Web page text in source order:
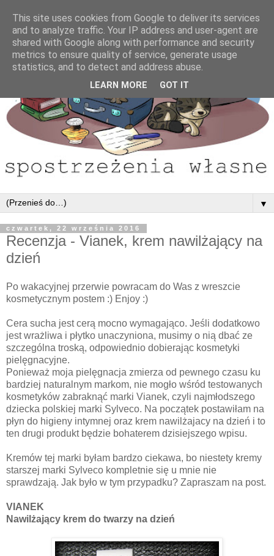
▼
czwartek, 22 września 2016
Recenzja - Vianek, krem nawilżający na
dzień
Po wakacyjnej przerwie powracam do Was z wreszcie
kosmetycznym postem :) Enjoy :)
Cera sucha jest cerą mocno wymagająco. Jeśli dodatkowo
jest wrażliwa i płytko unaczyniona, musimy o nią dbać ze
szczególna troską, odpowiednio dobierając kosmetyki
pielęgnacyjne.
Ponieważ moja pielęgnacja zmierza od pewnego czasu ku
bardziej naturalnym markom, nie mogło wśród testowanych
kosmetyków zabraknąć marki Vianek, czyli najmłodszego
dziecka polskiej marki Sylveco. Na początek postawiłam na
płyn do higieny intymnej oraz krem nawilżajacy na dzień i to
ten drugi produkt będzie bohaterem dzisiejszego wpisu.
Kremów tej marki byłam bardzo ciekawa, bo niestety kremy
starszej marki Sylveco kompletnie się u mnie nie
sprawdzają. Jak było w tym przypadku? Zapraszam na post.
VIANEK
Nawilżający krem do twarzy na dzień
This site uses cookies from Google to deliver its services
and to analyze traffic. Your IP address and user-agent are
shared with Google along with performance and security
metrics to ensure quality of service, generate usage
statistics, and to detect and address abuse.
LEARN MORE GOT IT